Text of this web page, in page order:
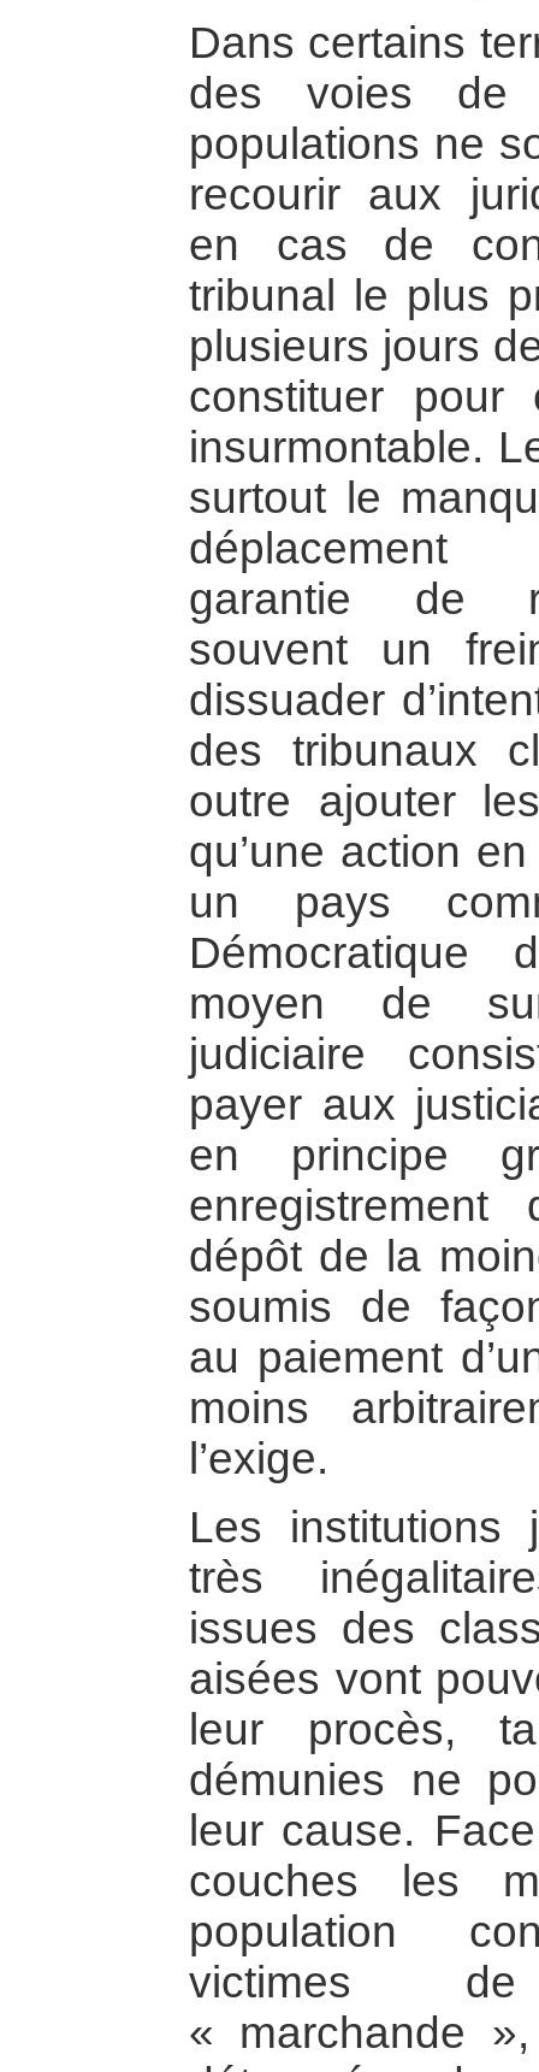
Dans certains
des voies de
populations ne
recourir aux
en cas de
tribunal le plus
plusieurs jours
constituer pour
insurmontable.
surtout le
déplacement
garantie de
souvent un
dissuader
des tribunaux
outre ajouter
qu’une action
un pays
Démocratique
moyen de
judiciaire
payer aux
en principe
dépôt de la
soumis de
au paiement
moins
l’exige.
Les institutions
très
issues des
aisées vont
leur procès,
démunies ne
leur cause.
couches les
population
victimes
« marchande